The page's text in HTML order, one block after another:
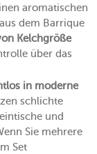
aromatischen
dem Barrique
Kelchgröße
über das
in moderne
schlichte
und
Sie mehrere
Set